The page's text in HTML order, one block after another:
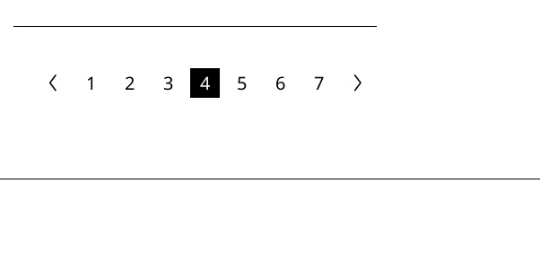
1 2 3 4 5 6 7